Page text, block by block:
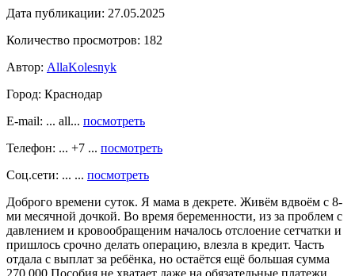
Дата публикации: 27.05.2025
Количество просмотров: 182
Автор: AllaKolesnyk
Город: Краснодар
E-mail: ... all... посмотреть
Телефон: ... +7 ... посмотреть
Соц.сети: ... ... посмотреть
Доброго времени суток. Я мама в декрете. Живём вдвоём с 8-
ми месячной дочкой. Во время беременности, из за проблем с
давлением и кровообращеним началось отслоение сетчатки и
пришлось срочно делать операцию, влезла в кредит. Часть
отдала с выплат за ребёнка, но остаётся ещё большая сумма
270 000.Пособия не хватает даже на обязательные платежи.